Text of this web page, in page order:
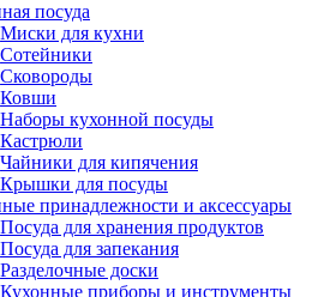
посуда
Миски для кухни
Сотейники
Сковороды
Ковши
Наборы кухонной посуды
Кастрюли
Чайники для кипячения
Крышки для посуды
принадлежности и аксессуары
Посуда для хранения продуктов
Посуда для запекания
Разделочные доски
Кухонные приборы и инструменты